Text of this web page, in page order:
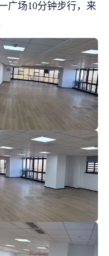
广场10分钟步行，来